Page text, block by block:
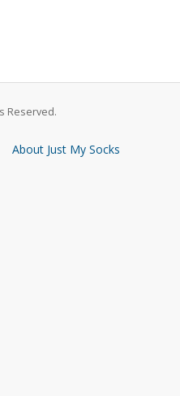
Reserved.
About Just My Socks